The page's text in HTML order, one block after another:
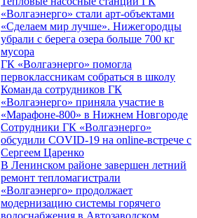
«Волгаэнерго» стали арт-объектами
«Сделаем мир лучше». Нижегородцы
убрали с берега озера больше 700 кг
мусора
ГК «Волгаэнерго» помогла
первоклассникам собраться в школу
Команда сотрудников ГК
«Волгаэнерго» приняла участие в
«Марафоне-800» в Нижнем Новгороде
Сотрудники ГК «Волгаэнерго»
обсудили COVID-19 на online-встрече с
Сергеем Царенко
В Ленинском районе завершен летний
ремонт тепломагистрали
«Волгаэнерго» продолжает
модернизацию системы горячего